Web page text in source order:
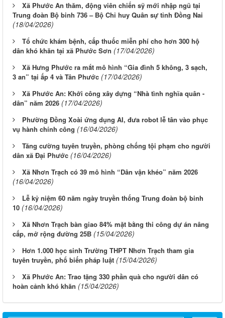
Xã Phước An thăm, động viên chiến sỹ mới nhập ngũ tại
Trung đoàn Bộ binh 736 – Bộ Chỉ huy Quân sự tỉnh Đồng Nai
(18/04/2026)
Tổ chức khám bệnh, cấp thuốc miễn phí cho hơn 300 hộ
dân khó khăn tại xã Phước Sơn (17/04/2026)
Xã Hưng Phước ra mắt mô hình “Gia đình 5 không, 3 sạch,
3 an” tại ấp 4 và Tân Phước (17/04/2026)
Xã Phước An: Khởi công xây dựng “Nhà tình nghĩa quân -
dân” năm 2026 (17/04/2026)
Phường Đồng Xoài ứng dụng AI, đưa robot lễ tân vào phục
vụ hành chính công (16/04/2026)
Tăng cường tuyên truyền, phòng chống tội phạm cho người
dân xã Đại Phước (16/04/2026)
Xã Nhơn Trạch có 39 mô hình “Dân vận khéo” năm 2026
(16/04/2026)
Lễ kỷ niệm 60 năm ngày truyền thống Trung đoàn bộ binh
10 (16/04/2026)
Xã Nhơn Trạch bàn giao 84% mặt bằng thi công dự án nâng
cấp, mở rộng đường 25B (15/04/2026)
Hơn 1.000 học sinh Trường THPT Nhơn Trạch tham gia
tuyên truyền, phổ biến pháp luật (15/04/2026)
Xã Phước An: Trao tặng 330 phần quà cho người dân có
hoàn cảnh khó khăn (15/04/2026)